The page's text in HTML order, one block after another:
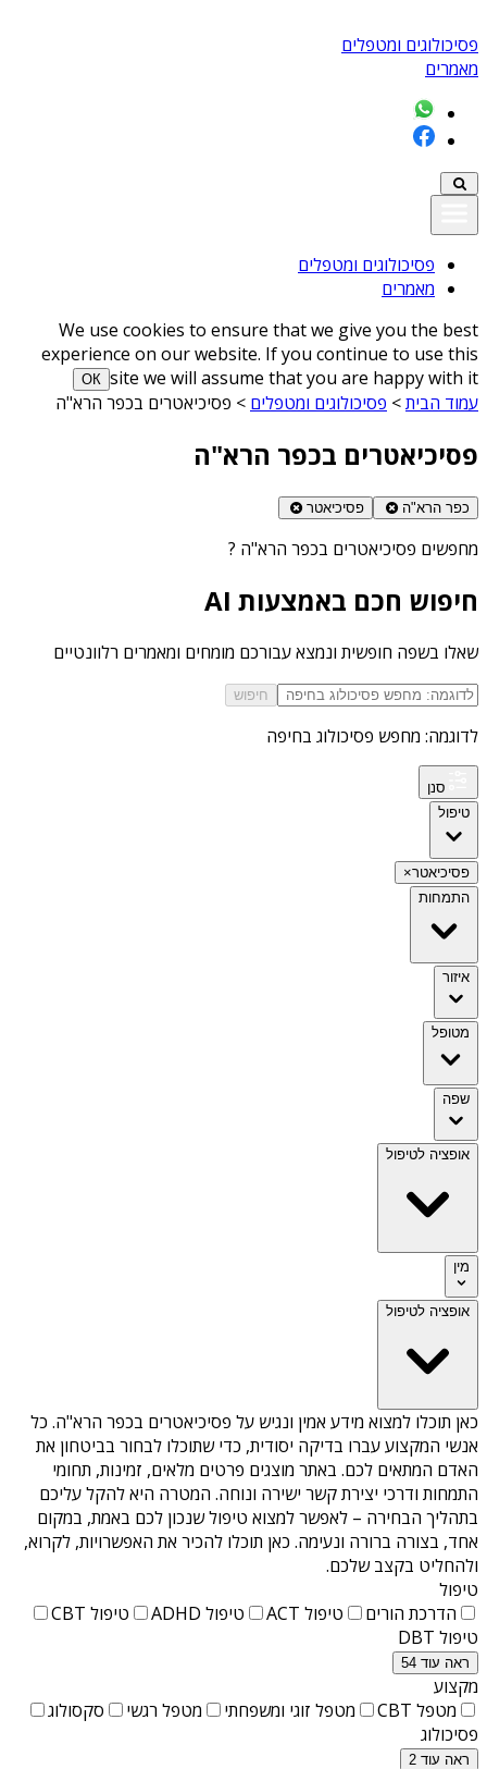
פסיכולוגים ומטפלים
מאמרים
פסיכולוגים ומטפלים
מאמרים
We use cookies to ensure that we give you the best
experience on our website. If you continue to use this
site we will assume that you are happy with it
ОК
עמוד הבית> פסיכולוגים ומטפלים > פסיכיאטרים בכפר הרא"ה
פסיכיאטרים בכפר הרא"ה
כפר הרא"ה פסיכיאטר
מחפשים פסיכיאטרים בכפר הרא"ה ?
חיפוש חכם באמצעות AI
שאלו בשפה חופשית ונמצא עבורכם מומחים ומאמרים רלוונטיים
חיפוש
לדוגמה: מחפש פסיכולוג בחיפה
סנן
טיפול
פסיכיאטר×
התמחות
איזור
מטופל
שפה
אופציה לטיפול
מין
אופציה לטיפול
כאן תוכלו למצוא מידע אמין ונגיש על פסיכיאטרים בכפר הרא"ה. כל
אנשי המקצוע עברו בדיקה יסודית, כדי שתוכלו לבחור בביטחון את
האדם המתאים לכם. באתר מוצגים פרטים מלאים, זמינות, תחומי
התמחות ודרכי יצירת קשר ישירה ונוחה. המטרה היא להקל עליכם
בתהליך הבחירה – לאפשר למצוא טיפול שנכון לכם באמת, במקום
אחד, בצורה ברורה ונעימה. כאן תוכלו להכיר את האפשרויות, לקרוא,
ולהחליט בקצב שלכם.
טיפול
הדרכת הורים
טיפול ACT טיפול ADHD
טיפול CBT
טיפול DBT
ראה עוד 54
מקצוע
מטפל CBT
מטפל זוגי ומשפחתי מטפל רגשי
סקסולוג
פסיכולוג
ראה עוד 2